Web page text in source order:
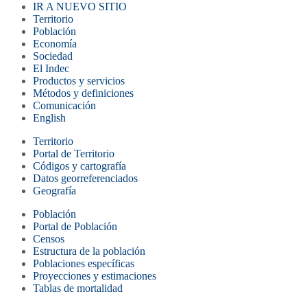
IR A NUEVO SITIO
Territorio
Población
Economía
Sociedad
El Indec
Productos y servicios
Métodos y definiciones
Comunicación
English
Territorio
Portal de Territorio
Códigos y cartografía
Datos georreferenciados
Geografía
Población
Portal de Población
Censos
Estructura de la población
Poblaciones específicas
Proyecciones y estimaciones
Tablas de mortalidad